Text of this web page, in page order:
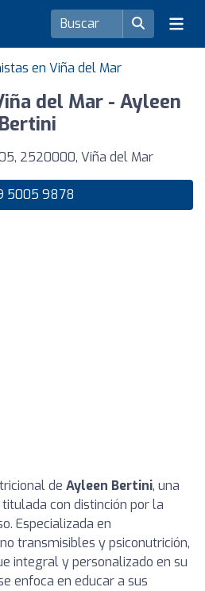
en Viña del Mar
del Mar - Ayleen
Bertini
2520000, Viña del Mar
5005 9878
de Ayleen Bertini, una
con distinción por la
Especializada en
transmisibles y psiconutrición,
integral y personalizado en su
enfoca en educar a sus